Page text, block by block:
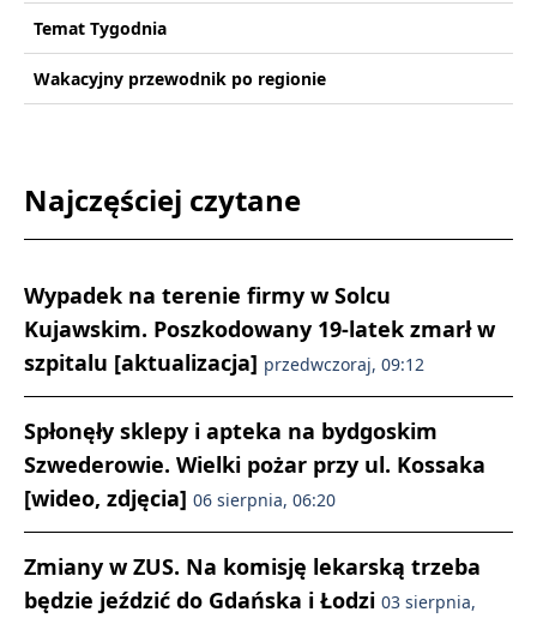
Temat Tygodnia
Wakacyjny przewodnik po regionie
Najczęściej czytane
Wypadek na terenie firmy w Solcu
Kujawskim. Poszkodowany 19-latek zmarł w
szpitalu [aktualizacja] przedwczoraj, 09:12
Spłonęły sklepy i apteka na bydgoskim
Szwederowie. Wielki pożar przy ul. Kossaka
[wideo, zdjęcia] 06 sierpnia, 06:20
Zmiany w ZUS. Na komisję lekarską trzeba
będzie jeździć do Gdańska i Łodzi 03 sierpnia,